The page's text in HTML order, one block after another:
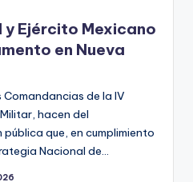
Ejército Mexicano
en Nueva
Comandancias de la IV
hacen del
que, en cumplimiento
Nacional de…